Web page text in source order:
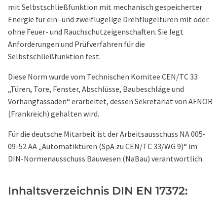
mit Selbstschließfunktion mit mechanisch gespeicherter
Energie für ein- und zweiflügelige Drehflügeltüren mit oder
ohne Feuer- und Rauchschutzeigenschaften. Sie legt
Anforderungen und Prüfverfahren für die
Selbstschließfunktion fest.
Diese Norm wurde vom Technischen Komitee CEN/TC 33
„Türen, Tore, Fenster, Abschlüsse, Baubeschläge und
Vorhangfassaden“ erarbeitet, dessen Sekretariat von AFNOR
(Frankreich) gehalten wird.
Für die deutsche Mitarbeit ist der Arbeitsausschuss NA 005-
09-52 AA „Automatiktüren (SpA zu CEN/TC 33/WG 9)“ im
DIN-Normenausschuss Bauwesen (NaBau) verantwortlich.
Inhaltsverzeichnis DIN EN 17372: